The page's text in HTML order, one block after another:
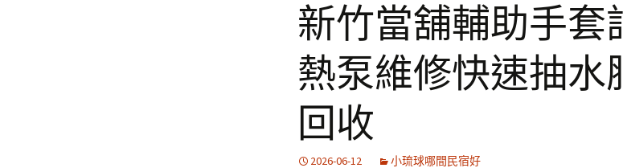
新竹當舖輔助手套
熱泵維修快速抽水
回收
2026-06-12 小琉球哪間民宿好